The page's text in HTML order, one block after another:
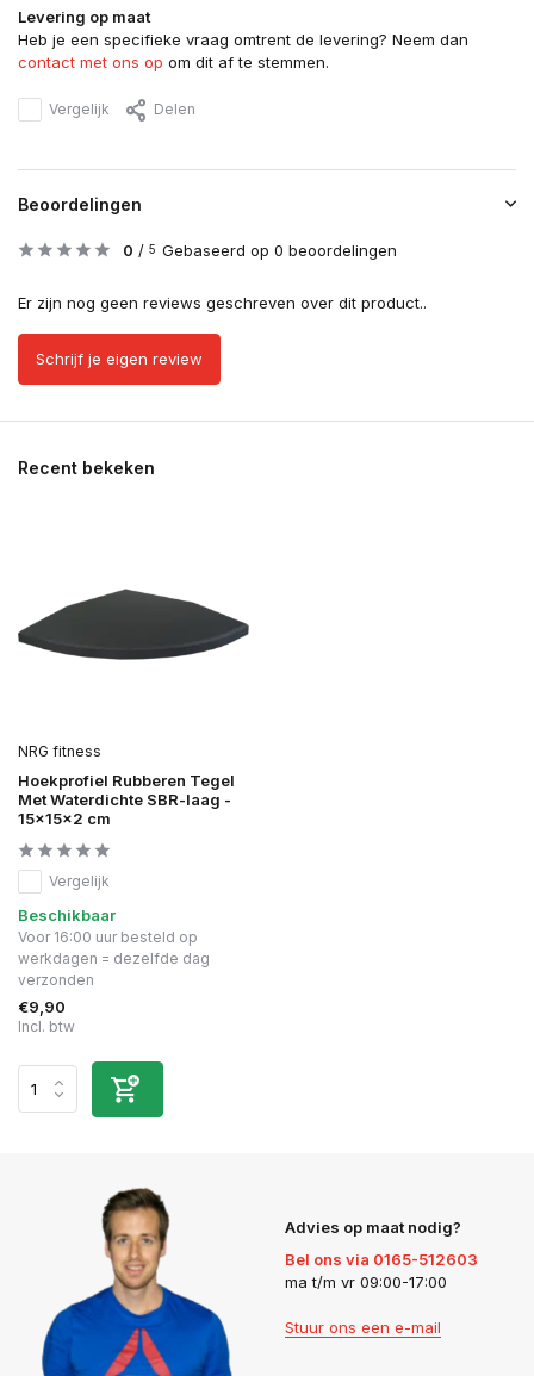
Levering op maat
Heb je een specifieke vraag omtrent de levering? Neem dan
contact met ons op om dit af te stemmen.
Vergelijk Delen
Beoordelingen
0 / 5 Gebaseerd op 0 beoordelingen
Er zijn nog geen reviews geschreven over dit product..
Schrijf je eigen review
Recent bekeken
NRG fitness
Hoekprofiel Rubberen Tegel
Met Waterdichte SBR-laag -
15x15x2 cm
Vergelijk
Beschikbaar
Voor 16:00 uur besteld op
werkdagen = dezelfde dag
verzonden
€9,90
Incl. btw
Advies op maat nodig?
Bel ons via 0165-512603
ma t/m vr 09:00-17:00
Stuur ons een e-mail